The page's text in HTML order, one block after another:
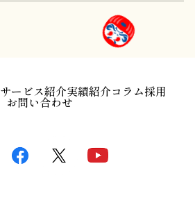
サービス紹介実績紹介コラム採用
お問い合わせ